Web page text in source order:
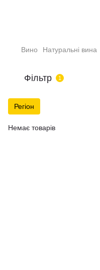
Вино Натуральні вина
Фільтр 1
Регіон
Немає товарів